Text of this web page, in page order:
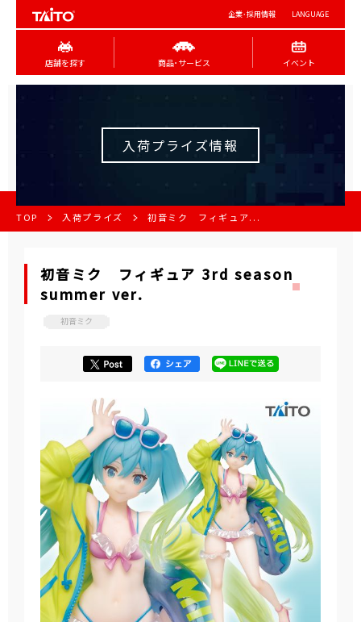
企業･採用情報 LANGUAGE
店舗を探す 商品･サービス イベント
入荷プライズ情報
TOP 入荷プライズ 初音ミク フィギュア...
初音ミク フィギュア 3rd season
summer ver.
初音ミク